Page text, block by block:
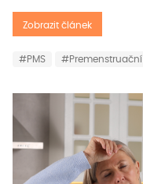
Zobrazit článek
#PMS